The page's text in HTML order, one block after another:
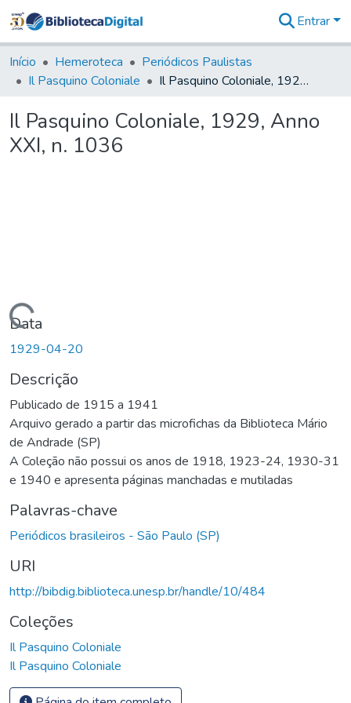
&
Coleções
Tudo na
Digital
Entrar
Início Hemeroteca
Periódicos Paulistas
Il Pasquino Coloniale
Il Pasquino Coloniale, 1929, Anno XXI, n. 1036
Il Pasquino Coloniale, 1929, Anno
XXI, n. 1036
Carregando...
Data
1929-04-20
Descrição
Publicado de 1915 a 1941
Arquivo gerado a partir das microfichas da Biblioteca Mário
de Andrade (SP)
A Coleção não possui os anos de 1918, 1923-24, 1930-31
e 1940 e apresenta páginas manchadas e mutiladas
Palavras-chave
Periódicos brasileiros - São Paulo (SP)
URI
http://bibdig.biblioteca.unesp.br/handle/10/484
Coleções
Il Pasquino Coloniale
Il Pasquino Coloniale